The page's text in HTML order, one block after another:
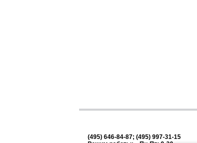
(495) 646-84-87; (495) 997-31-15